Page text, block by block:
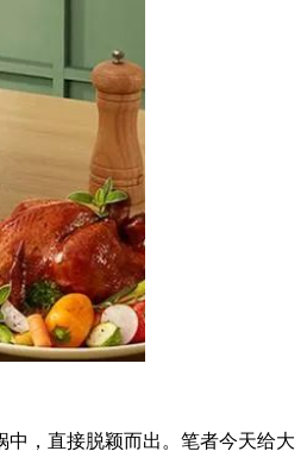
，直接脱颖而出。笔者今天给大